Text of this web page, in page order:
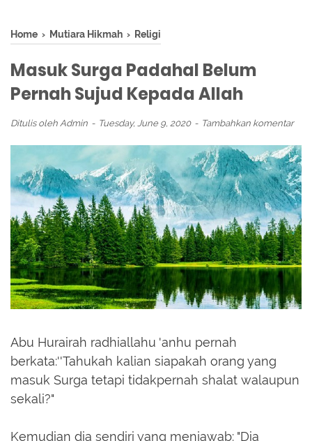
Home › Mutiara Hikmah › Religi
Masuk Surga Padahal Belum
Pernah Sujud Kepada Allah
Ditulis oleh Admin Tuesday, June 9, 2020 Tambahkan komentar
Abu Hurairah radhiallahu 'anhu pernah
berkata:''Tahukah kalian siapakah orang yang
masuk Surga tetapi tidakpernah shalat walaupun
sekali?"
Kemudian dia sendiri yang menjawab: "Dia